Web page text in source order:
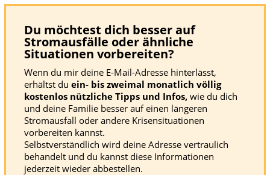
Du möchtest dich besser auf
Stromausfälle oder ähnliche
Situationen vorbereiten?
Wenn du mir deine E-Mail-Adresse hinterlässt,
erhältst du ein- bis zweimal monatlich völlig
kostenlos nützliche Tipps und Infos,wie du dich
und deine Familie besser auf einen längeren
Stromausfall oder andere Krisensituationen
vorbereiten kannst.
Selbstverständlich wird deine Adresse vertraulich
behandelt und du kannst diese Informationen
jederzeit wieder abbestellen.